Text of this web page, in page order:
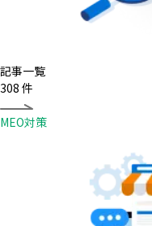
記事一覧
308 件
MEO対策